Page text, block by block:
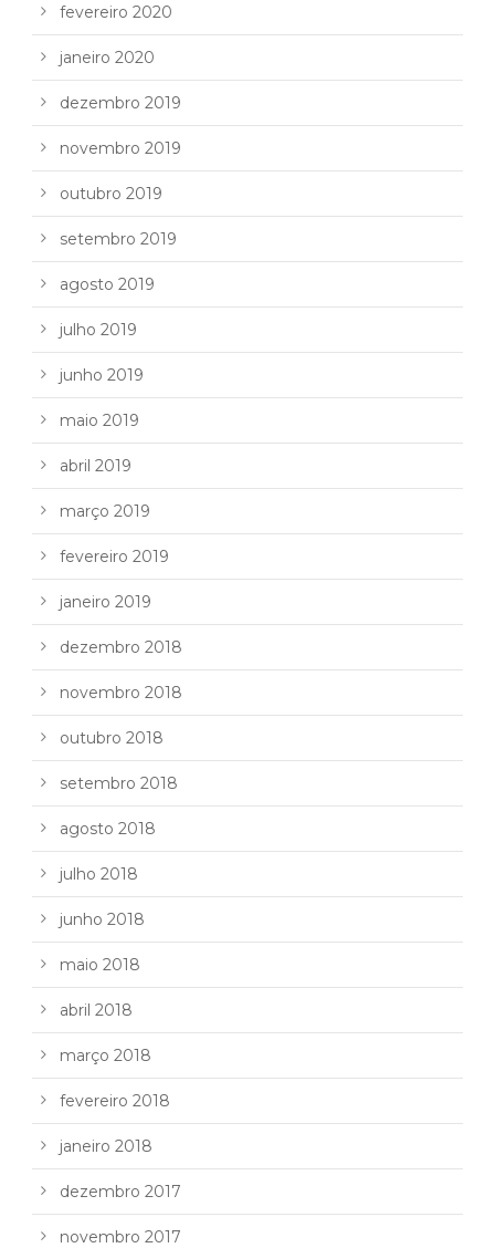
fevereiro 2020
janeiro 2020
dezembro 2019
novembro 2019
outubro 2019
setembro 2019
agosto 2019
julho 2019
junho 2019
maio 2019
abril 2019
março 2019
fevereiro 2019
janeiro 2019
dezembro 2018
novembro 2018
outubro 2018
setembro 2018
agosto 2018
julho 2018
junho 2018
maio 2018
abril 2018
março 2018
fevereiro 2018
janeiro 2018
dezembro 2017
novembro 2017